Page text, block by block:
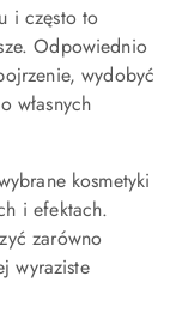
i często to
Odpowiednio
wydobyć
własnych
kosmetyki
i efektach.
zarówno
wyraziste